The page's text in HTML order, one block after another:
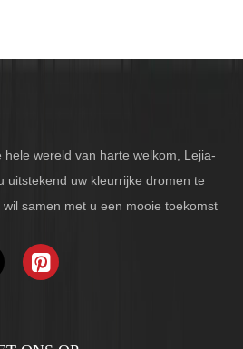
wereld van harte welkom, Lejia-
uitstekend uw kleurrijke dromen te
samen met u een mooie toekomst